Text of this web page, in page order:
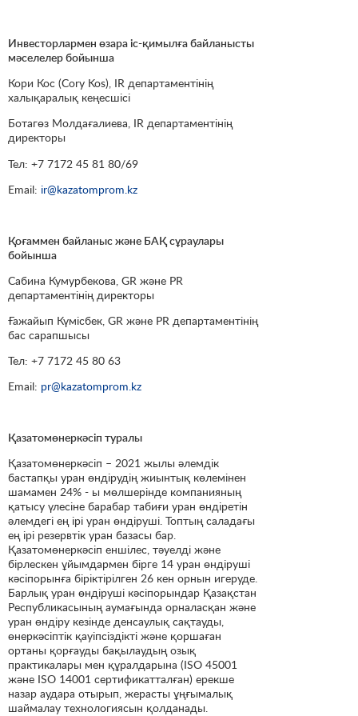
Инвесторлармен өзара іс-қимылға байланысты
мәселелер бойынша
Кори Кос (Cory Kos), IR департаментінің
халықаралық кеңесшісі
Ботагөз Молдағалиева, IR департаментінің
директоры
Тел: +7 7172 45 81 80/69
Email: ir@kazatomprom.kz
Қоғаммен байланыс және БАҚ сұраулары
бойынша
Сабина Кумурбекова, GR және PR
департаментінің директоры
Ғажайып Күмісбек, GR және PR департаментінің
бас сарапшысы
Тел: +7 7172 45 80 63
Email: pr@kazatomprom.kz
Қазатомөнеркәсіп туралы
Қазатомөнеркәсіп – 2021 жылы әлемдік
бастапқы уран өндірудің жиынтық көлемінен
шамамен 24% - ы мөлшерінде компанияның
қатысу үлесіне барабар табиғи уран өндіретін
әлемдегі ең ірі уран өндіруші. Топтың саладағы
ең ірі резервтік уран базасы бар.
Қазатомөнеркәсіп еншілес, тәуелді және
бірлескен ұйымдармен бірге 14 уран өндіруші
кәсіпорынға біріктірілген 26 кен орнын игеруде.
Барлық уран өндіруші кәсіпорындар Қазақстан
Республикасының аумағында орналасқан және
уран өндіру кезінде денсаулық сақтауды,
өнеркәсіптік қауіпсіздікті және қоршаған
ортаны қорғауды бақылаудың озық
практикалары мен құралдарына (ISO 45001
және ISO 14001 сертификатталған) ерекше
назар аудара отырып, жерасты ұңғымалық
шаймалау технологиясын қолданады.